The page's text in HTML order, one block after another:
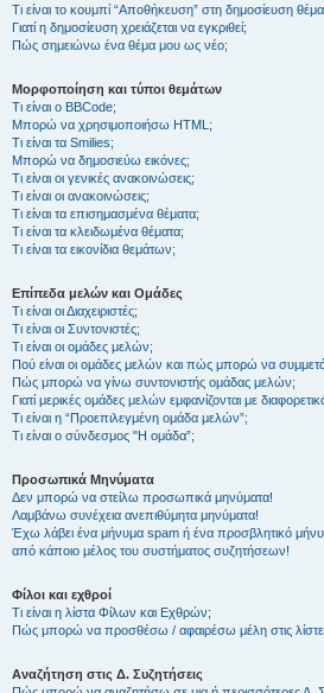
Τι είναι το κουμπί “Αποθήκευση” στη δημοσίευση
Γιατί η δημοσίευση χρειάζεται να εγκριθεί;
Πώς σημειώνω ένα θέμα μου ως νέο;
Μορφοποίηση και τύποι θεμάτων
Τι είναι ο BBCode;
Μπορώ να χρησιμοποιήσω HTML;
Τι είναι τα Smilies;
Μπορώ να δημοσιεύω εικόνες;
Τι είναι οι γενικές ανακοινώσεις;
Τι είναι οι ανακοινώσεις;
Τι είναι τα επισημασμένα θέματα;
Τι είναι τα κλειδωμένα θέματα;
Τι είναι τα εικονίδια θεμάτων;
Επίπεδα μελών και Ομάδες
Τι είναι οι Διαχειριστές;
Τι είναι οι Συντονιστές;
Τι είναι οι ομάδες μελών;
Πού είναι οι ομάδες μελών και πώς μπορώ να
Πώς μπορώ να γίνω συντονιστής ομάδας μελών;
Γιατί μερικές ομάδες μελών εμφανίζονται με
Τι είναι η “Προεπιλεγμένη ομάδα μελών”;
Τι είναι ο σύνδεσμος "Η ομάδα”;
Προσωπικά Μηνύματα
Δεν μπορώ να στείλω προσωπικά μηνύματα!
Λαμβάνω συνέχεια ανεπιθύμητα μηνύματα!
Έχω λάβει ένα μήνυμα spam ή ένα προσβλητικό
από κάποιο μέλος του συστήματος συζητήσεων!
Φίλοι και εχθροί
Τι είναι η λίστα Φίλων και Εχθρών;
Πώς μπορώ να προσθέσω / αφαιρέσω μέλη στις
Αναζήτηση στις Δ. Συζητήσεις